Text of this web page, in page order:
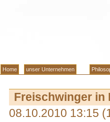
Home unser Unternehmen
Freischwinger in
08.10.2010 13:15 (